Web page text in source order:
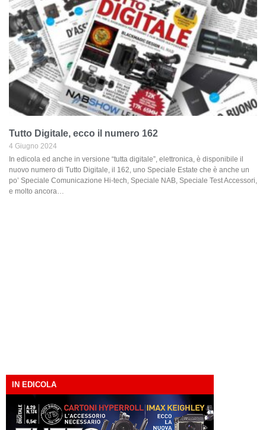
Tutto Digitale, ecco il numero 162
4 Giugno 2024
In edicola ed anche in versione “tutta digitale”, elettronica, è disponibile il
nuovo numero di Tutto Digitale, il 162, uno Speciale Estate che è anche un
po’ Speciale Comunicazione Hi-tech, Speciale NAB, Speciale Test Accessori,
e molto ancora…
IN EDICOLA